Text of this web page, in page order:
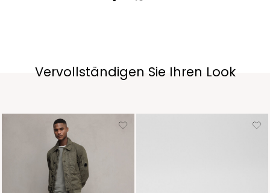
Vervollständigen Sie Ihren Look